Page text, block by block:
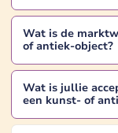
Wat is de
of antiek-object?
Wat is jullie
een kunst- of